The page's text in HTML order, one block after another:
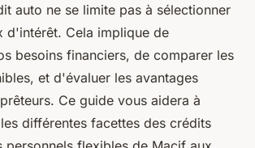
auto ne se limite pas à sélectionner
d'intérêt. Cela implique de
besoins financiers, de comparer les
et d'évaluer les avantages
Ce guide vous aidera à
différentes facettes des crédits